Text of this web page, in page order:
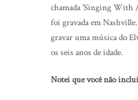
chamada 'Singing With
foi gravada em
gravar uma música do
os seis anos de idade.
Notei que você não